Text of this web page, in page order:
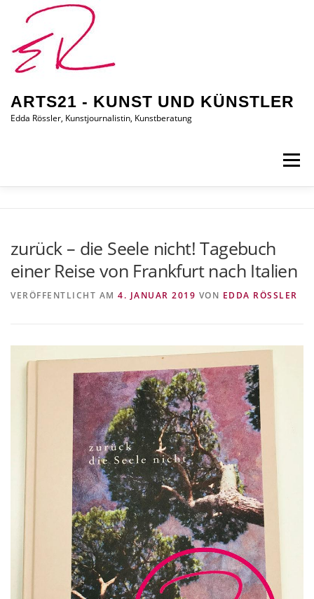
ARTS21 - KUNST UND KÜNSTLER
Edda Rössler, Kunstjournalistin, Kunstberatung
Menü
AUSSTELLUNGEN/BILDER EDDA KAUFT EIN
zurück – die Seele nicht! Tagebuch
einer Reise von Frankfurt nach Italien
VERÖFFENTLICHT AM 4. JANUAR 2019 VON EDDA RÖSSLER